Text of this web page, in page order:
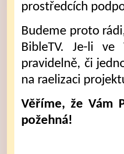
prostředcích
Budeme proto
BibleTV. Je-li ve
pravidelně, či
na raelizaci
Věříme, že Vám
požehná!